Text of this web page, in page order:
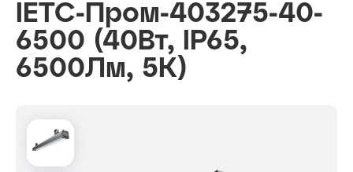
IETC-Пром-403275-40-
6500 (40Вт, IP65,
6500Лм, 5К)